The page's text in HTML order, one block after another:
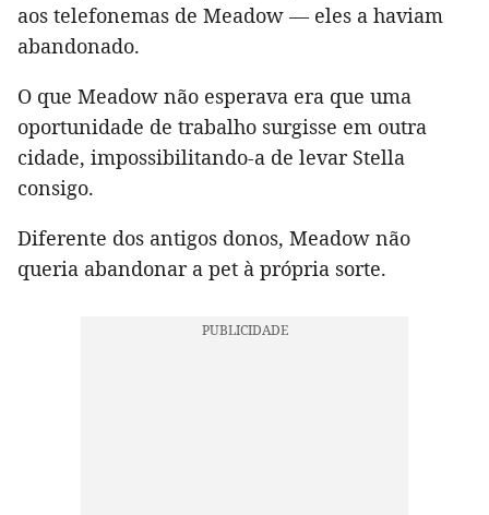
aos telefonemas de Meadow — eles a haviam
abandonado.
O que Meadow não esperava era que uma
oportunidade de trabalho surgisse em outra
cidade, impossibilitando-a de levar Stella
consigo.
Diferente dos antigos donos, Meadow não
queria abandonar a pet à própria sorte.